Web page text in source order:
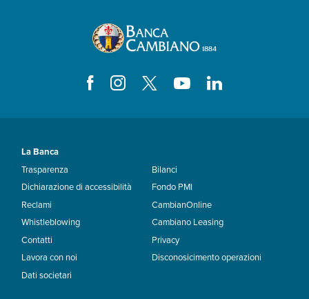
La Banca
Trasparenza
Dichiarazione di accessibilità
Reclami
Whistleblowing
Contatti
Lavora con noi
Dati societari
Bilanci
Fondo PMI
CambianOnline
Cambiano Leasing
Privacy
Disconosicimento operazioni